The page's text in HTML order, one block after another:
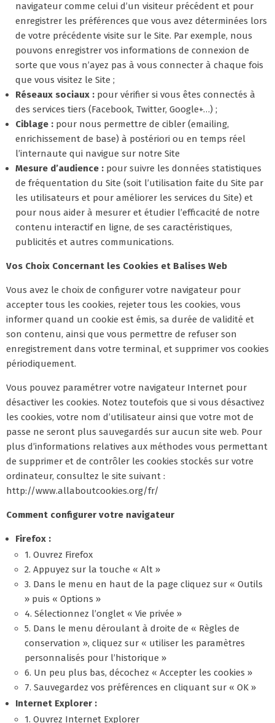
navigateur comme celui d’un visiteur précédent et pour
enregistrer les préférences que vous avez déterminées lors
de votre précédente visite sur le Site. Par exemple, nous
pouvons enregistrer vos informations de connexion de
sorte que vous n’ayez pas à vous connecter à chaque fois
que vous visitez le Site ;
Réseaux sociaux : pour vérifier si vous êtes connectés à
des services tiers (Facebook, Twitter, Google+…) ;
Ciblage : pour nous permettre de cibler (emailing,
enrichissement de base) à postériori ou en temps réel
l’internaute qui navigue sur notre Site
Mesure d’audience : pour suivre les données statistiques
de fréquentation du Site (soit l’utilisation faite du Site par
les utilisateurs et pour améliorer les services du Site) et
pour nous aider à mesurer et étudier l’efficacité de notre
contenu interactif en ligne, de ses caractéristiques,
publicités et autres communications.
Vos Choix Concernant les Cookies et Balises Web
Vous avez le choix de configurer votre navigateur pour
accepter tous les cookies, rejeter tous les cookies, vous
informer quand un cookie est émis, sa durée de validité et
son contenu, ainsi que vous permettre de refuser son
enregistrement dans votre terminal, et supprimer vos cookies
périodiquement.
Vous pouvez paramétrer votre navigateur Internet pour
désactiver les cookies. Notez toutefois que si vous désactivez
les cookies, votre nom d’utilisateur ainsi que votre mot de
passe ne seront plus sauvegardés sur aucun site web. Pour
plus d’informations relatives aux méthodes vous permettant
de supprimer et de contrôler les cookies stockés sur votre
ordinateur, consultez le site suivant :
http://www.allaboutcookies.org/fr/
Comment configurer votre navigateur
Firefox :
1. Ouvrez Firefox
2. Appuyez sur la touche « Alt »
3. Dans le menu en haut de la page cliquez sur « Outils
» puis « Options »
4. Sélectionnez l’onglet « Vie privée »
5. Dans le menu déroulant à droite de « Règles de
conservation », cliquez sur « utiliser les paramètres
personnalisés pour l’historique »
6. Un peu plus bas, décochez « Accepter les cookies »
7. Sauvegardez vos préférences en cliquant sur « OK »
Internet Explorer :
1. Ouvrez Internet Explorer